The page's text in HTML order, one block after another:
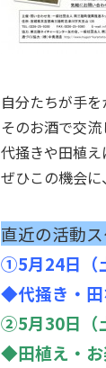
自分たちが手を
そのお酒で交
代掻きや田植え
ぜひこの機会
直近の活動
①5月24日（
◆代掻き・田
②5月30日（
◆田植え・お